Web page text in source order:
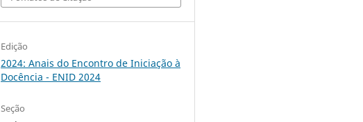
Edição
2024: Anais do Encontro de Iniciação à
Docência - ENID 2024
Seção